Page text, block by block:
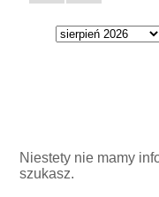
Niestety nie mamy
szukasz.